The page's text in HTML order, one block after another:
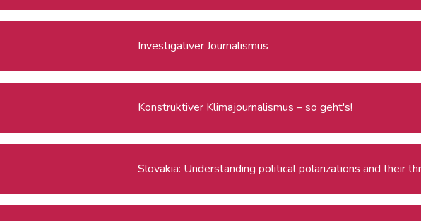
Investigativer Journalismus
Konstruktiver Klimajournalismus – so geht's!
Slovakia: Understanding political polarizations and their